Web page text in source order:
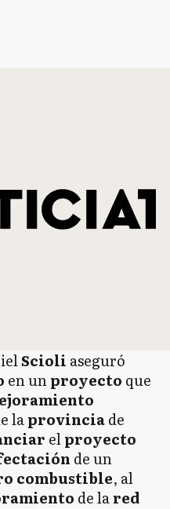
Scioli aseguró
en unproyecto que
laprovinciade
elproyecto
de un
combustible, al
de lared